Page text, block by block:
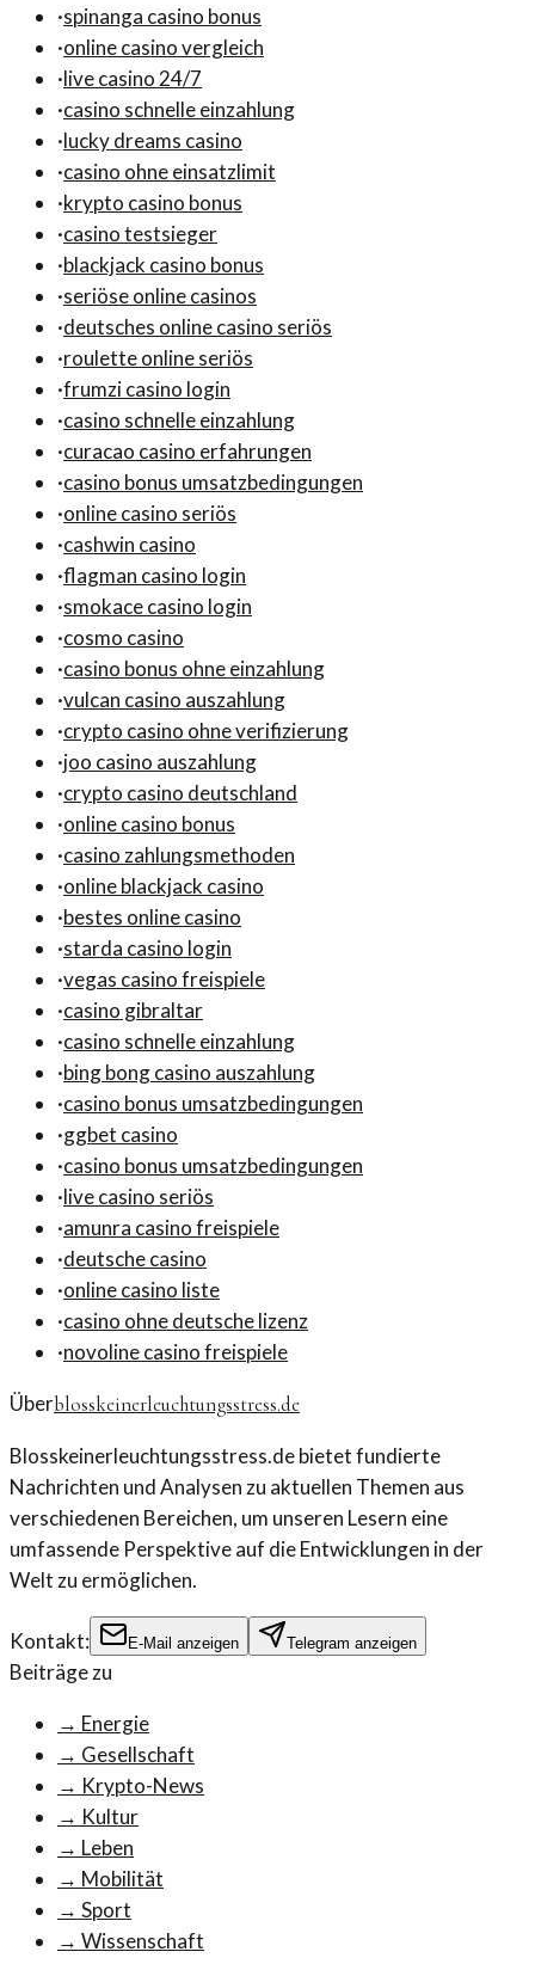
·spinanga casino bonus
·online casino vergleich
·live casino 24/7
·casino schnelle einzahlung
·lucky dreams casino
·casino ohne einsatzlimit
·krypto casino bonus
·casino testsieger
·blackjack casino bonus
·seriöse online casinos
·deutsches online casino seriös
·roulette online seriös
·frumzi casino login
·casino schnelle einzahlung
·curacao casino erfahrungen
·casino bonus umsatzbedingungen
·online casino seriös
·cashwin casino
·flagman casino login
·smokace casino login
·cosmo casino
·casino bonus ohne einzahlung
·vulcan casino auszahlung
·crypto casino ohne verifizierung
·joo casino auszahlung
·crypto casino deutschland
·online casino bonus
·casino zahlungsmethoden
·online blackjack casino
·bestes online casino
·starda casino login
·vegas casino freispiele
·casino gibraltar
·casino schnelle einzahlung
·bing bong casino auszahlung
·casino bonus umsatzbedingungen
·ggbet casino
·casino bonus umsatzbedingungen
·live casino seriös
·amunra casino freispiele
·deutsche casino
·online casino liste
·casino ohne deutsche lizenz
·novoline casino freispiele
Überblosskeinerleuchtungsstress.de
Blosskeinerleuchtungsstress.de bietet fundierte
Nachrichten und Analysen zu aktuellen Themen aus
verschiedenen Bereichen, um unseren Lesern eine
umfassende Perspektive auf die Entwicklungen in der
Welt zu ermöglichen.
Kontakt: E-Mail anzeigen Telegram anzeigen
Beiträge zu
→ Energie
→ Gesellschaft
→ Krypto-News
→ Kultur
→ Leben
→ Mobilität
→ Sport
→ Wissenschaft